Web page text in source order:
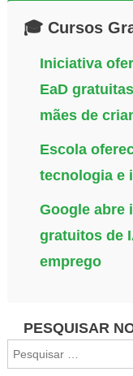
🎓 Cursos
Iniciativa
EaD
mães de
Escola
tecnologia e
Google abre
gratuitos de
emprego
de
PESQUISAR